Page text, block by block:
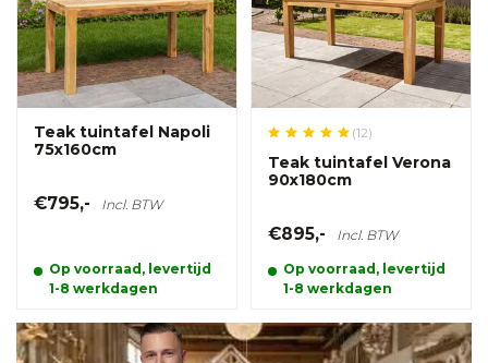
Teak tuintafel Napoli
75x160cm
€795,- Incl. BTW
Op voorraad, levertijd
1-8 werkdagen
(12)
Teak tuintafel Verona
90x180cm
€895,- Incl. BTW
Op voorraad, levertijd
1-8 werkdagen